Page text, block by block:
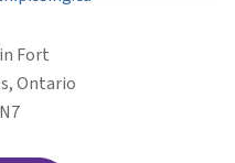
Fort
Ontario